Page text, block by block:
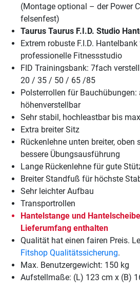
(Montage optional – der Power
felsenfest)
Taurus Taurus F.I.D. Studio
Extrem robuste F.I.D.
professionelle Fitnessstudio
FID Trainingsbank: 7fach
20 / 35 / 50 / 65 /85
Polsterrollen für
höhenverstellbar
Sehr stabil, hochleastbar bis
Extra breiter Sitz
Rückenlehne unten breiter, oben
bessere Übungsausführung
Lange Rückenlehne für gute
Breiter Standfuß für höchste
Sehr leichter Aufbau
Transportrollen
Hantelstange und
Lieferumfang enthalten
Qualität hat einen fairen Preis.
Fitshop Qualitätssicherung.
Max. Benutzergewicht: 150 kg
Aufstellmaße: (L) 123 cm x (B)